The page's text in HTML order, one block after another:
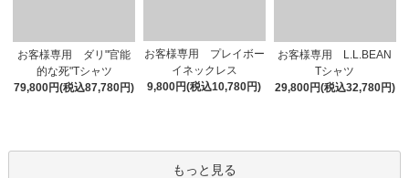
お客様専用 ダリ"官能
的な死"Tシャツ
79,800円(税込87,780円)
お客様専用 プレイボー
イネックレス
9,800円(税込10,780円)
お客様専用 L.L.BEAN
Tシャツ
29,800円(税込32,780円)
もっと見る